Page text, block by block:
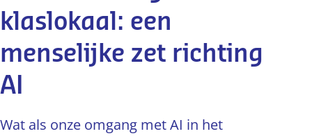
klaslokaal: een
menselijke zet richting
AI
Wat als onze omgang met AI in het